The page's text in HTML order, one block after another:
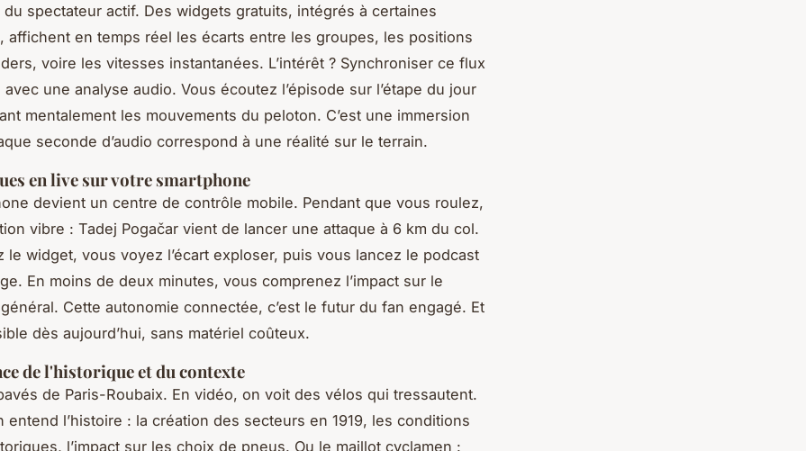
du spectateur actif. Des widgets gratuits, intégrés à certaines
affichent en temps réel les écarts entre les groupes, les positions
voire les vitesses instantanées. L’intérêt ? Synchroniser ce flux
une analyse audio. Vous écoutez l’épisode sur l’étape du jour
mentalement les mouvements du peloton. C’est une immersion
seconde d’audio correspond à une réalité sur le terrain.
en live sur votre smartphone
devient un centre de contrôle mobile. Pendant que vous roulez,
vibre : Tadej Pogačar vient de lancer une attaque à 6 km du col.
le widget, vous voyez l’écart exploser, puis vous lancez le podcast
En moins de deux minutes, vous comprenez l’impact sur le
Cette autonomie connectée, c’est le futur du fan engagé. Et
dès aujourd’hui, sans matériel coûteux.
de l'historique et du contexte
de Paris-Roubaix. En vidéo, on voit des vélos qui tressautent.
entend l’histoire : la création des secteurs en 1919, les conditions
l’impact sur les choix de pneus. Ou le maillot cyclamen :